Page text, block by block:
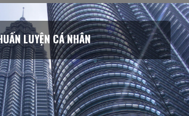
LUYỆN CÁ NHÂN